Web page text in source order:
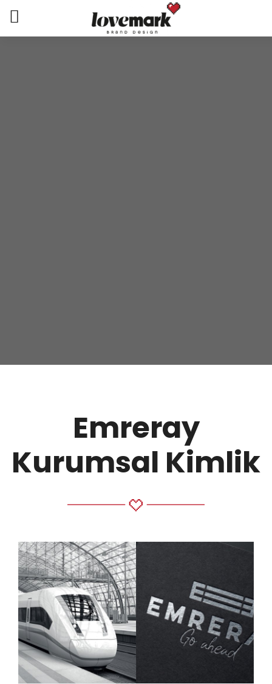
Emreray
Kurumsal Kimlik